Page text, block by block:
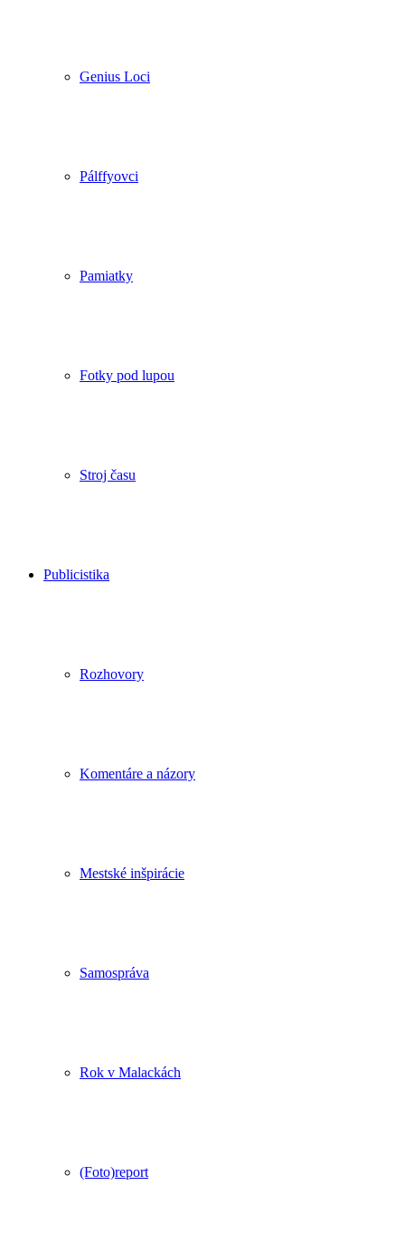
Genius Loci
Pálffyovci
Pamiatky
Fotky pod lupou
Stroj času
Publicistika
Rozhovory
Komentáre a názory
Mestské inšpirácie
Samospráva
Rok v Malackách
(Foto)report